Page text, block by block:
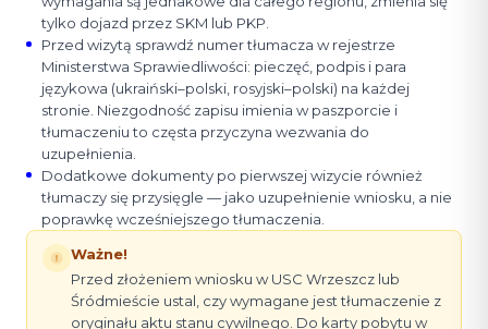
tylko dojazd przez SKM lub PKP.
Przed wizytą sprawdź numer tłumacza w rejestrze
Ministerstwa Sprawiedliwości: pieczęć, podpis i para
językowa (ukraiński–polski, rosyjski–polski) na każdej
stronie. Niezgodność zapisu imienia w paszporcie i
tłumaczeniu to częsta przyczyna wezwania do
uzupełnienia.
Dodatkowe dokumenty po pierwszej wizycie również
tłumaczy się przysięgle — jako uzupełnienie wniosku, a nie
poprawkę wcześniejszego tłumaczenia.
Ważne!
Przed złożeniem wniosku w USC Wrzeszcz lub
Śródmieście ustal, czy wymagane jest tłumaczenie z
oryginału aktu stanu cywilnego. Do karty pobytu w